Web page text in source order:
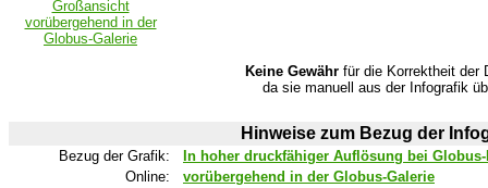
Großansicht
vorübergehend in der
Globus-Galerie
Keine Gewährfür die Korrektheit der
da sie manuell aus der Infografik
Hinweise zum Bezug der
Bezug der Grafik:
In hoher druckfähiger Auflösung bei
Online:
vorübergehend in der Globus-Galerie